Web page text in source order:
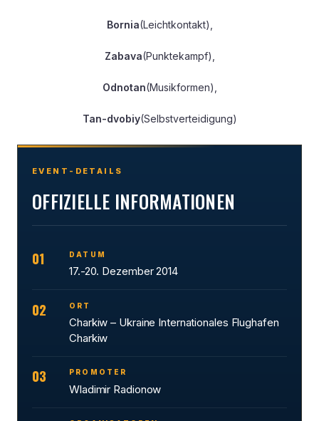
Bornia(Leichtkontakt),
Zabava(Punktekampf),
Odnotan(Musikformen),
Tan-dvobiy(Selbstverteidigung)
EVENT-DETAILS
OFFIZIELLE INFORMATIONEN
01 DATUM
17.-20. Dezember 2014
02 ORT
Charkiw – Ukraine Internationales Flughafen
Charkiw
03 PROMOTER
Wladimir Radionow